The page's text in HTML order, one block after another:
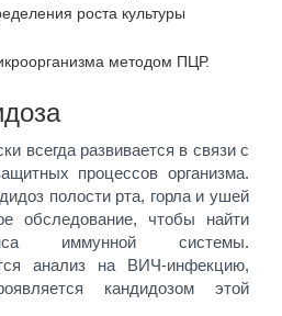
роста культуры
методом ПЦР.
всегда развивается в связи с
процессов организма.
полости рта, горла и ушей
обследование, чтобы найти
иммунной системы.
анализ на ВИЧ-инфекцию,
кандидозом этой